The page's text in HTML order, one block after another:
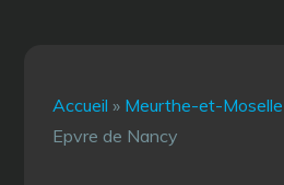
Accueil » Meurthe-et-Moselle
Epvre de Nancy